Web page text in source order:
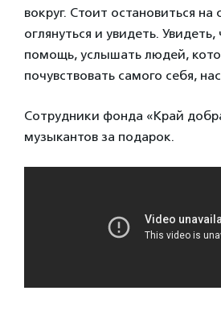
вокруг. Стоит остановиться на
оглянуться и увидеть.
помощь, услышать людей,
почувствовать самого себя,
Сотрудники фонда «Край
музыкантов за подарок.